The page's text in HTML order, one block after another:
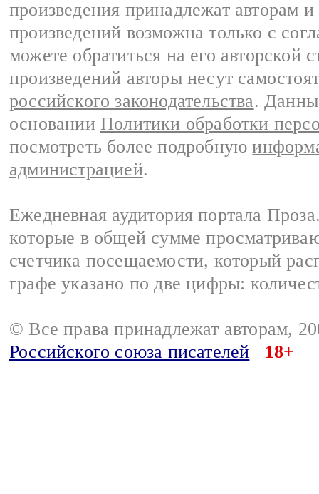
произведения принадлежат авторам
произведений возможна только с
можете обратиться на его авторской
произведений авторы несут
российского законодательства.
основании Политики обработки
посмотреть более подробную
администрацией.
Ежедневная аудитория портала
которые в общей сумме
счетчика посещаемости, который
графе указано по две цифры:
© Все права принадлежат авторам,
Российского союза писателей
18+